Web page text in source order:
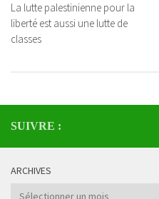
La lutte palestinienne pour la
liberté est aussi une lutte de
classes
SUIVRE :
ARCHIVES
Archives